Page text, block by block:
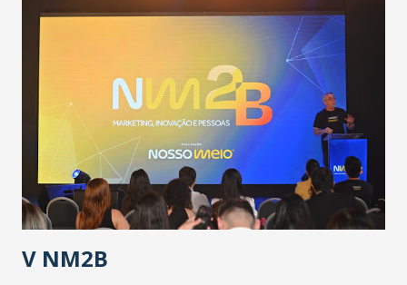
população suspeita e de cuidados com os ambientes
públicos e domiciliares. “Nós não estamos vivendo uma
epidemia comum, como temos em todos os anos, com
aumento de casos de dengue, influenza ou H1N1. Trata-se
de uma epidemia com um vírus diferente, com um poder de
contaminação maior que outros coronavírus”, apontou o
secretário. Segundo ele, é uma epidemia com chance de
contaminação alta, podendo gerar um grande risco à
população e ao sistema de saúde. “Precisamos saber fazer a
estratificação do risco da doença, para não so...
V NM2B